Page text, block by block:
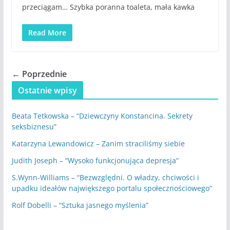
przeciągam… Szybka poranna toaleta, mała kawka
Read More
← Poprzednie
Ostatnie wpisy
Beata Tetkowska – “Dziewczyny Konstancina. Sekrety
seksbiznesu”
Katarzyna Lewandowicz – Zanim straciliśmy siebie
Judith Joseph – “Wysoko funkcjonująca depresja”
S.Wynn-Williams – “Bezwzględni. O władzy, chciwości i
upadku ideałów największego portalu społecznościowego”
Rolf Dobelli – “Sztuka jasnego myślenia”